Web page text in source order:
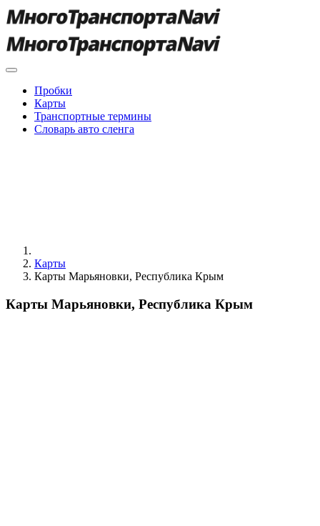
Пробки
Карты
Транспортные термины
Словарь авто сленга
Карты
Карты Марьяновки, Республика Крым
Карты Марьяновки, Республика Крым